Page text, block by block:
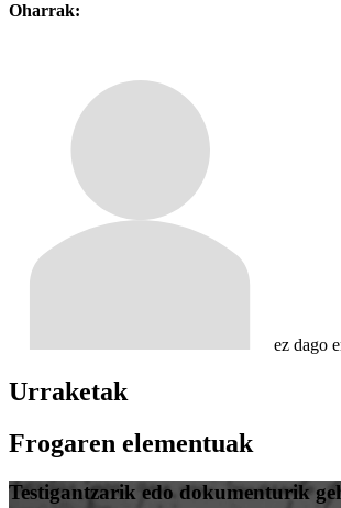
Oharrak:
ez dago
Urraketak
Frogaren elementuak
Testigantzarik edo dokumenturik